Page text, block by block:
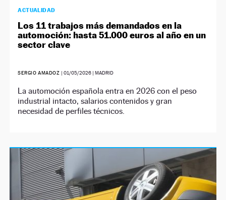
ACTUALIDAD
Los 11 trabajos más demandados en la
automoción: hasta 51.000 euros al año en un
sector clave
SERGIO AMADOZ |01/05/2026 | MADRID
La automoción española entra en 2026 con el peso
industrial intacto, salarios contenidos y gran
necesidad de perfiles técnicos.